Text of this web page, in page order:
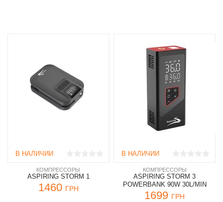
В НАЛИЧИИ
КОМПРЕССОРЫ
ASPIRING STORM 1
1460 ГРН
В НАЛИЧИИ
КОМПРЕССОРЫ
ASPIRING STORM 3
POWERBANK 90W 30L/MIN
1699 ГРН